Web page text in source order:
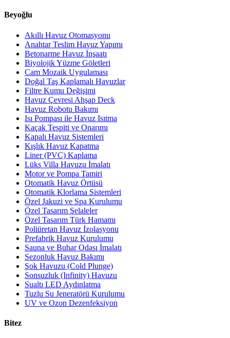
Beyoğlu
Akıllı Havuz Otomasyonu
Anahtar Teslim Havuz Yapımı
Betonarme Havuz İnşaatı
Biyolojik Yüzme Göletleri
Cam Mozaik Uygulaması
Doğal Taş Kaplamalı Havuzlar
Filtre Kumu Değişimi
Havuz Çevresi Ahşap Deck
Havuz Robotu Bakımı
Isı Pompası ile Havuz Isıtma
Kaçak Tespiti ve Onarımı
Kapalı Havuz Sistemleri
Kışlık Havuz Kapatma
Liner (PVC) Kaplama
Lüks Villa Havuzu İmalatı
Motor ve Pompa Tamiri
Otomatik Havuz Örtüsü
Otomatik Klorlama Sistemleri
Özel Jakuzi ve Spa Kurulumu
Özel Tasarım Şelaleler
Özel Tasarım Türk Hamamı
Poliüretan Havuz İzolasyonu
Prefabrik Havuz Kurulumu
Sauna ve Buhar Odası İmalatı
Sezonluk Havuz Bakımı
Şok Havuzu (Cold Plunge)
Sonsuzluk (Infinity) Havuzu
Sualtı LED Aydınlatma
Tuzlu Su Jeneratörü Kurulumu
UV ve Ozon Dezenfeksiyon
Bitez